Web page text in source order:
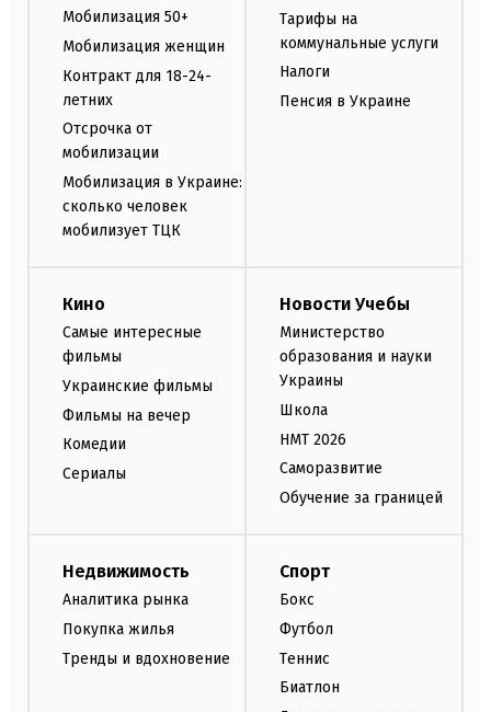
Мобилизация 50+
Мобилизация женщин
Контракт для 18-24-
летних
Отсрочка от
мобилизации
Мобилизация в Украине:
сколько человек
мобилизует ТЦК
Тарифы на
коммунальные услуги
Налоги
Пенсия в Украине
Кино
Самые интересные
фильмы
Украинские фильмы
Фильмы на вечер
Комедии
Сериалы
Новости Учебы
Министерство
образования и науки
Украины
Школа
НМТ 2026
Саморазвитие
Обучение за границей
Недвижимость
Аналитика рынка
Покупка жилья
Тренды и вдохновение
Спорт
Бокс
Футбол
Теннис
Биатлон